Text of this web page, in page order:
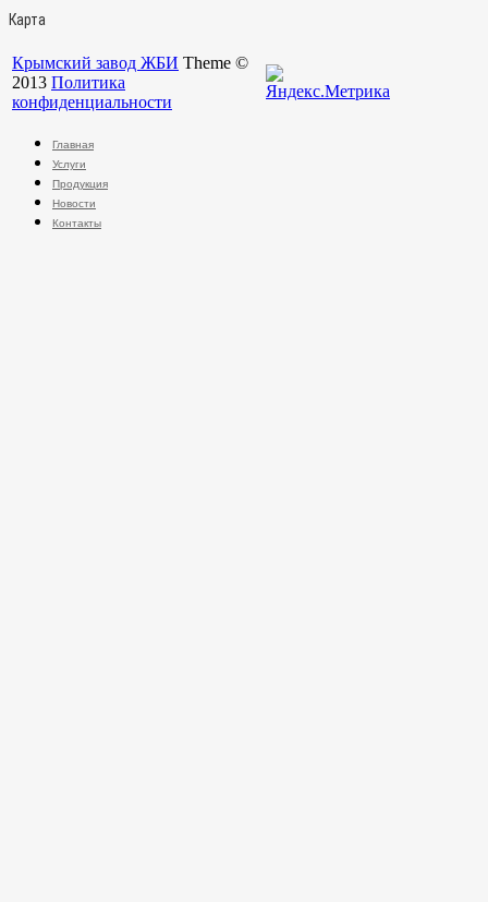
Карта
Крымский завод ЖБИ Theme ©
2013 Политика
конфиденциальности
Главная
Услуги
Продукция
Новости
Контакты